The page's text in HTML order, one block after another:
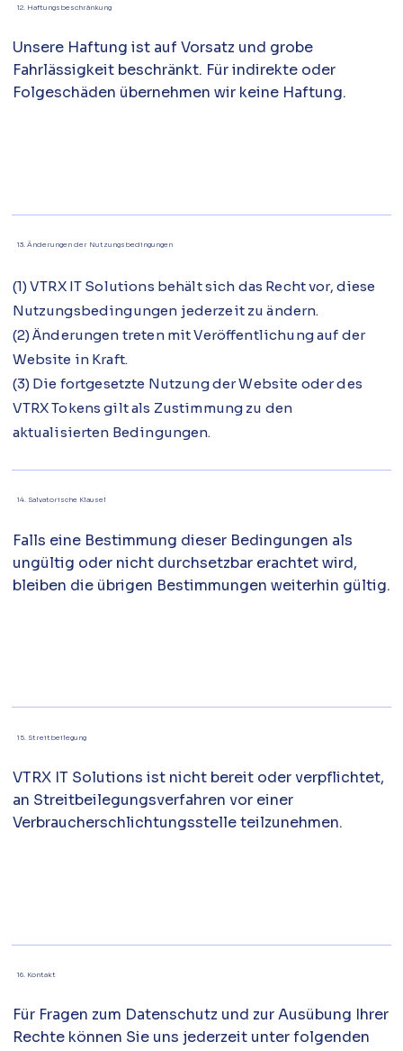
12. Haftungsbeschränkung
Unsere Haftung ist auf Vorsatz und grobe
Fahrlässigkeit beschränkt. Für indirekte oder
Folgeschäden übernehmen wir keine Haftung.
13. Änderungen der Nutzungsbedingungen
(1) VTRX IT Solutions behält sich das Recht vor, diese
Nutzungsbedingungen jederzeit zu ändern.
(2) Änderungen treten mit Veröffentlichung auf der
Website in Kraft.
(3) Die fortgesetzte Nutzung der Website oder des
VTRX Tokens gilt als Zustimmung zu den
aktualisierten Bedingungen.
14. Salvatorische Klausel
Falls eine Bestimmung dieser Bedingungen als
ungültig oder nicht durchsetzbar erachtet wird,
bleiben die übrigen Bestimmungen weiterhin gültig.
15. Streitbeilegung
VTRX IT Solutions ist nicht bereit oder verpflichtet,
an Streitbeilegungsverfahren vor einer
Verbraucherschlichtungsstelle teilzunehmen.
16. Kontakt
Für Fragen zum Datenschutz und zur Ausübung Ihrer
Rechte können Sie uns jederzeit unter folgenden